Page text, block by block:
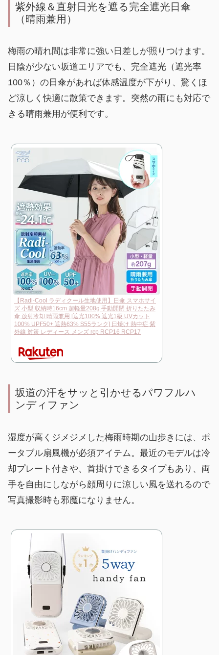
紫外線＆直射日光を遮る完全遮光日傘
（晴雨兼用）
梅雨の晴れ間は非常に強い日差しが照りつけます。
日陰が少ない坂道エリアでも、完全遮光（遮光率
100％）の日傘があれば体感温度が下がり、驚くほ
ど涼しく快適に散策できます。突然の雨にも対応で
きる晴雨兼用が便利です。
【Radi-Cool ラディクール生地使用】日傘 スマホサイ
ズ 小型 収納時16cm 超軽量208g 手動開閉 折りたたみ
傘 放射冷却 晴雨兼用 [遮光100% 遮光1級 UVカット
100% UPF50+ 遮熱63% S55ランク] 日焼け 熱中症 紫
外線 対策 レディース メンズ rcp RCP16 RCP17
坂道の汗をサッと引かせるパワフルハ
ンディファン
湿度が高くジメジメした梅雨時期の山歩きには、ポ
ータブル扇風機が必須アイテム。最近のモデルは冷
却プレート付きや、首掛けできるタイプもあり、両
手を自由にしながら顔周りに涼しい風を送れるので
写真撮影時も邪魔になりません。